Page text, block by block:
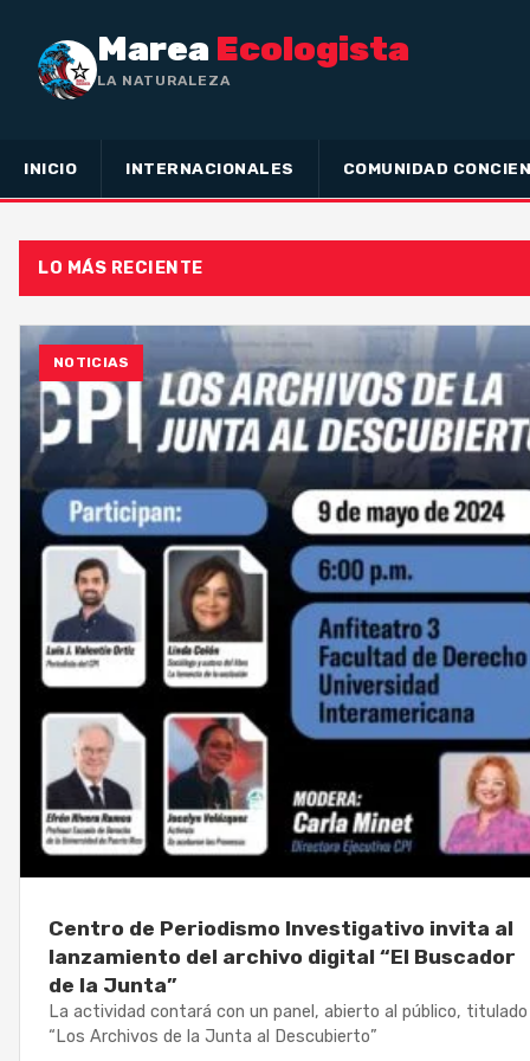
Marea Ecologista
LA NATURALEZA NO HA HEC
INICIO INTERNACIONALES COMUNIDAD
LO MÁS RECIENTE
NOTICIAS
Centro de Periodismo Investigativo invita al
lanzamiento del archivo digital “El Buscador
de la Junta”
La actividad contará con un panel, abierto al público, titulado
“Los Archivos de la Junta al Descubierto”